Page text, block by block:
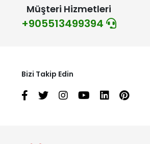
Müşteri Hizmetleri
+905513499394
Bizi Takip Edin